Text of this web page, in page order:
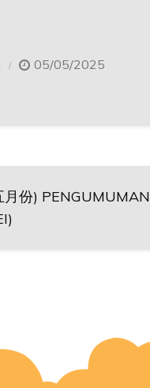
05/05/2025
月份) PENGUMUMAN